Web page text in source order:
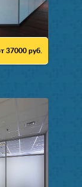
37000 руб.